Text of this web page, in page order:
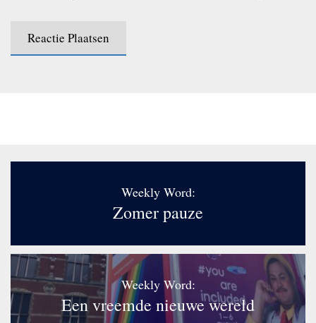
Weekly Word:
Zomer pauze
Weekly Word:
Een vreemde nieuwe wereld